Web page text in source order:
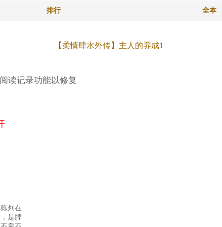
排行 全本
【柔情肆水外传】主人的养成1
读记录功能以修复
列在
是脖